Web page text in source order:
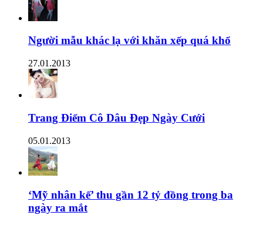
Người mẫu khác lạ với khăn xếp quá khổ
27.01.2013
Trang Điểm Cô Dâu Đẹp Ngày Cưới
05.01.2013
‘Mỹ nhân kế’ thu gần 12 tỷ đồng trong ba
ngày ra mắt